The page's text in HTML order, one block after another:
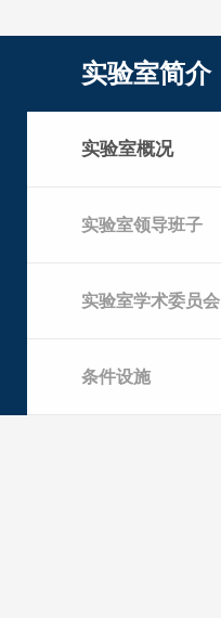
实验室简介
实验室概况
实验室领导班子
实验室学术委员会
条件设施